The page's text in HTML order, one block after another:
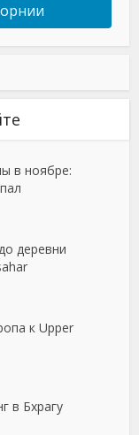
в ноябре:
деревни
к Upper
в Бхрагу